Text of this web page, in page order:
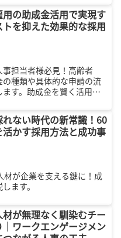
用の助成金活用で実現す
トを抑えた効果的な採用
担当者様必見！高齢者
の種類や具体的な申請の流
す。助成金を賢く活用
ない時代の新常識！60
かす採用方法と成功事
が企業を支える鍵に！成
ます。
材が無理なく馴染むチー
｜ワークエンゲージメン